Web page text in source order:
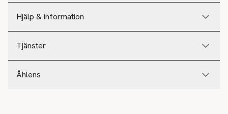
Hjälp & information
Tjänster
Åhlens